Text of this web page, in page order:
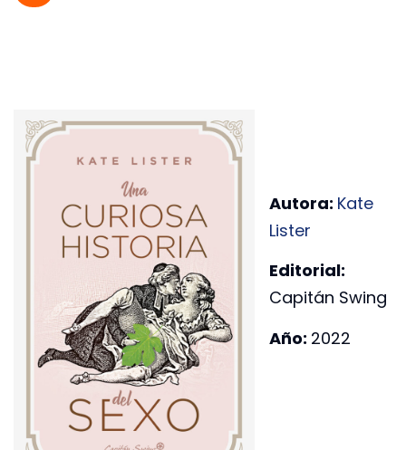
Autora: Kate
Lister
Editorial:
Capitán Swing
Año: 2022